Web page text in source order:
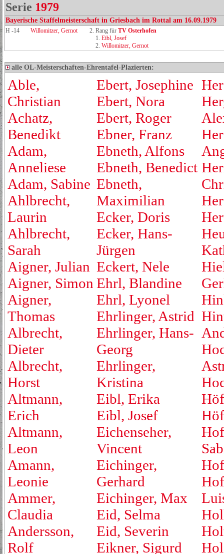
Serie 1979
Bayerische Staffelmeisterschaft in Griesbach im Rottal am 16.09.1979
H -14 Willomitzer, Gernot 2. Rang für TV Osterhofen
1. Eibl, Josef
2. Willomitzer, Gernot
alle OL-Meisterschaften-Ehrentafel-Plazierten:
Able,
Christian
Achatz,
Benedikt
Adam,
Anneliese
Adam, Sabine
Ahlbrecht,
Laurin
Ahlbrecht,
Sarah
Aigner, Julian
Aigner, Simon
Aigner,
Thomas
Albrecht,
Dieter
Albrecht,
Horst
Altmann,
Erich
Altmann,
Leon
Amann,
Leonie
Ammer,
Claudia
Andersson,
Rolf
Ebert, Josephine
Ebert, Nora
Ebert, Roger
Ebner, Franz
Ebneth, Alfons
Ebneth, Benedict
Ebneth,
Maximilian
Ecker, Doris
Ecker, Hans-
Jürgen
Eckert, Nele
Ehrl, Blandine
Ehrl, Lyonel
Ehrlinger, Astrid
Ehrlinger, Hans-
Georg
Ehrlinger,
Kristina
Eibl, Erika
Eibl, Josef
Eichenseher,
Vincent
Eichinger,
Gerhard
Eichinger, Max
Eid, Selma
Eid, Severin
Eikner, Sigurd